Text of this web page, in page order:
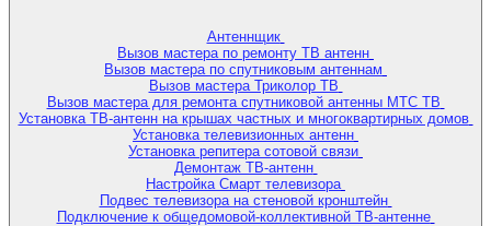
Антеннщик
Вызов мастера по ремонту ТВ антенн
Вызов мастера по спутниковым антеннам
Вызов мастера Триколор ТВ
Вызов мастера для ремонта спутниковой антенны МТС ТВ
Установка ТВ-антенн на крышах частных и многоквартирных домов
Установка телевизионных антенн
Установка репитера сотовой связи
Демонтаж ТВ-антенн
Настройка Смарт телевизора
Подвес телевизора на стеновой кронштейн
Подключение к общедомовой-коллективной ТВ-антенне